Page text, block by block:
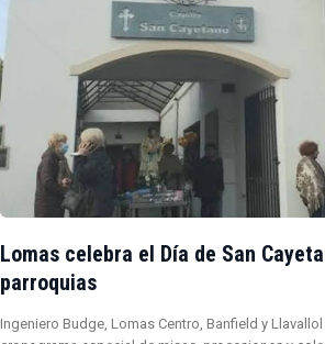
Lomas celebra el Día de San
parroquias
Ingeniero Budge, Lomas Centro, Banfield y